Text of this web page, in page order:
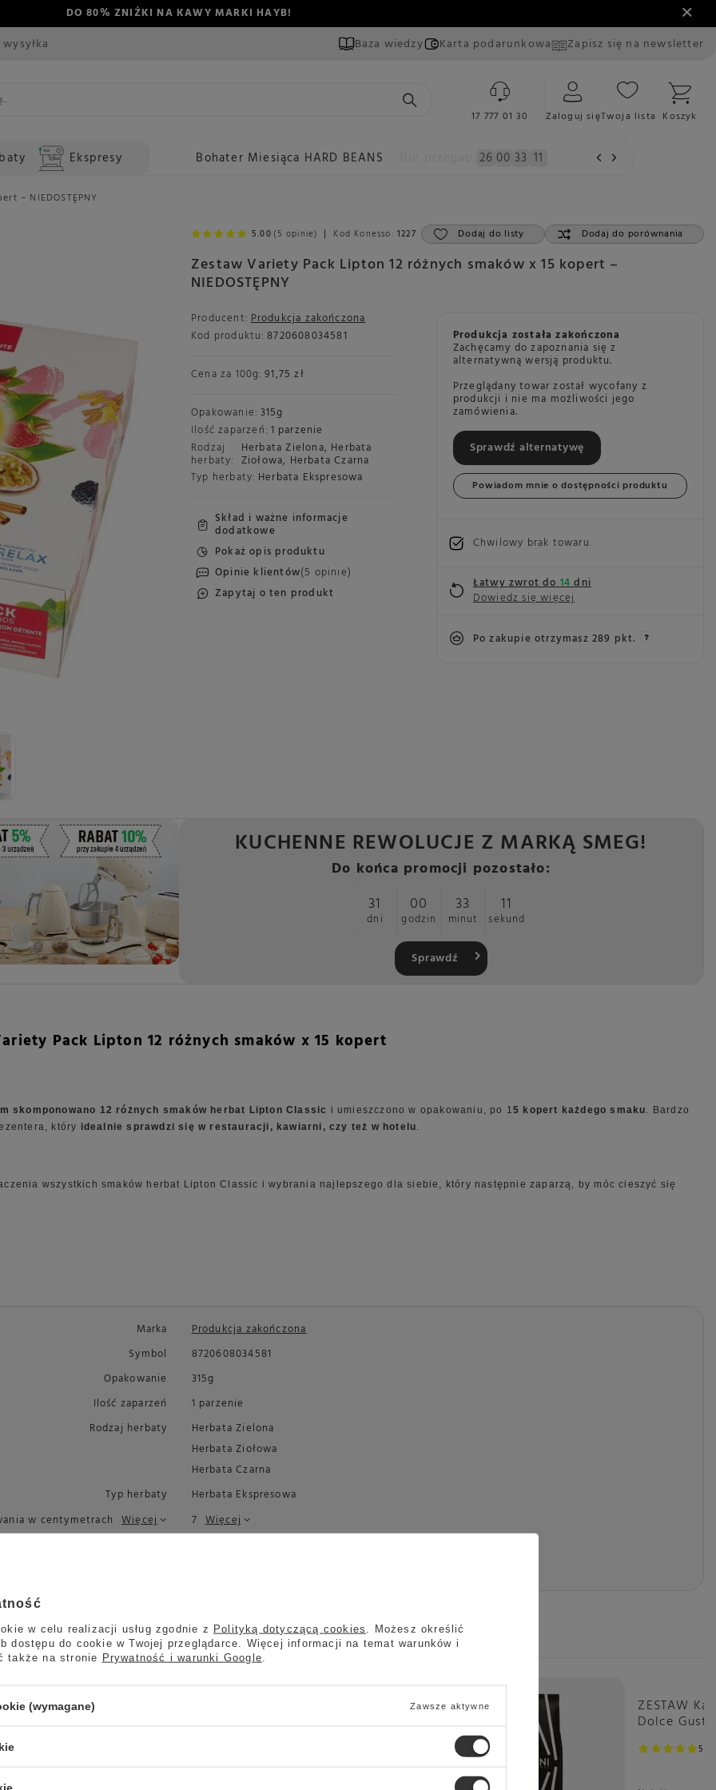
DO 80% ZNIŻKI NA KAWY MARKI HAYB!
Baza wiedzy Karta podarunkowa Zapisz się na newsletter
17 777 01 30 Zaloguj sięTwoja lista Koszyk
Ekspresy Bohater Miesiąca HARD BEANS 26 00 33 10
– NIEDOSTĘPNY
Zestaw Variety Pack Lipton 12 różnych smaków x 15 kopert –
NIEDOSTĘPNY
5.00 (5 opinie) Kod Konesso: 1227 Dodaj do listy Dodaj do porównania
Producent: Produkcja zakończona
Kod produktu: 8720608034581
Cena za 100g: 91,75 zł
Opakowanie: 315g
Ilość zaparzeń: 1 parzenie
Rodzaj
herbaty:
Herbata Zielona, Herbata
Ziołowa, Herbata Czarna
Typ herbaty: Herbata Ekspresowa
Skład i ważne informacje
dodatkowe
Pokaż opis produktu
Opinie klientów(5 opinie)
Zapytaj o ten produkt
Produkcja została zakończona
Zachęcamy do zapoznania się z
alternatywną wersją produktu.
Przeglądany towar został wycofany z
produkcji i nie ma możliwości jego
zamówienia.
Sprawdź alternatywę
Powiadom mnie o dostępności produktu
Chwilowy brak towaru
Łatwy zwrot do14dni
Dowiedz się więcej
Po zakupie otrzymasz 289 pkt.
KUCHENNE REWOLUCJE Z MARKĄ SMEG!
Do końca promocji pozostało:
31
dni
00
godzin
33
minut
10
sekund
Sprawdź
Pack Lipton 12 różnych smaków x 15 kopert
skomponowano 12 różnych smaków herbat Lipton Classic i umieszczono w opakowaniu, po 15 kopert każdego smaku. Bardzo
który idealnie sprawdzi się w restauracji, kawiarni, czy też w hotelu.
wszystkich smaków herbat Lipton Classic i wybrania najlepszego dla siebie, który następnie zaparzą, by móc cieszyć się
Marka
Produkcja zakończona
Symbol
8720608034581
Opakowanie
315g
Ilość zaparzeń
1 parzenie
Rodzaj herbaty
Herbata Zielona
Herbata Ziołowa
Herbata Czarna
Typ herbaty
Herbata Ekspresowa
w centymetrach Więcej 7 Więcej
5
ZESTAW
Dolce
w celu realizacji usług zgodnie z Polityką dotyczącą cookies
. Możesz określić
dostępu do cookie w Twojej przeglądarce. Więcej informacji na temat warunków i
także na stronie Prywatność i warunki Google
(wymagane) Zawsze aktywne